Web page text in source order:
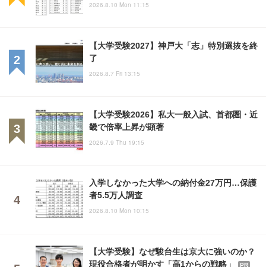
2026.8.10 Mon 11:15
【大学受験2027】神戸大「志」特別選抜を終
了
2026.8.7 Fri 13:15
【大学受験2026】私大一般入試、首都圏・近
畿で倍率上昇が顕著
2026.7.9 Thu 19:15
入学しなかった大学への納付金27万円…保護
者5.5万人調査
2026.8.10 Mon 10:15
【大学受験】なぜ駿台生は京大に強いのか？
現役合格者が明かす「高1からの戦略」
PR